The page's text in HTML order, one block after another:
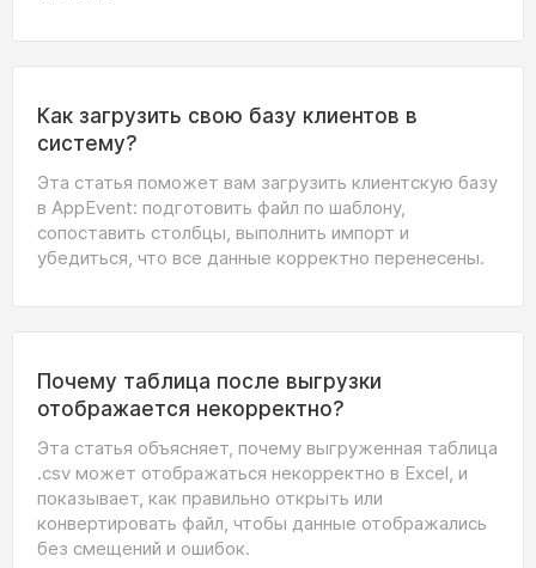
Как загрузить свою базу клиентов в
систему?
Эта статья поможет вам загрузить клиентскую базу
в AppEvent: подготовить файл по шаблону,
сопоставить столбцы, выполнить импорт и
убедиться, что все данные корректно перенесены.
Почему таблица после выгрузки
отображается некорректно?
Эта статья объясняет, почему выгруженная таблица
.csv может отображаться некорректно в Excel, и
показывает, как правильно открыть или
конвертировать файл, чтобы данные отображались
без смещений и ошибок.